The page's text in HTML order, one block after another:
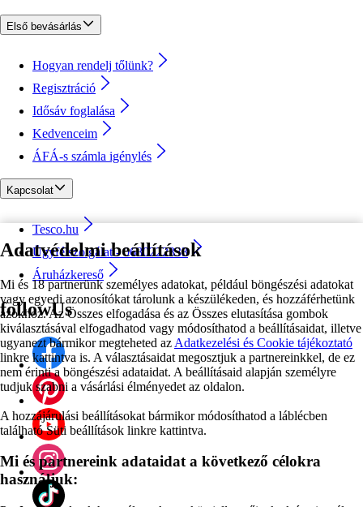
Adatvédelmi beállítások
Mi és 18 partnerünk személyes adatokat, például böngészési adatokat
vagy egyedi azonosítókat tárolunk a készülékeden, és hozzáférhetünk
azokhoz. Az Összes elfogadása és az Összes elutasítása gombok
kiválasztásával elfogadhatod vagy módosíthatod a beállításaidat, illetve
ugyanezt bármikor megteheted az Adatkezelési és Cookie tájékoztató
linkre kattintva is. A választásaidat megosztjuk a partnereinkkel, de ez
nem érinti a böngészési adataidat. A beállításaid alapján személyre
tudjuk szabni a vásárlási élményedet az oldalon.
A hozzájárulási beállításokat bármikor módosíthatod a láblécben
található Süti beállítások linkre kattintva.
Mi és partnereink adataidat a következő célokra
használjuk:
Első bevásárlás
Hogyan rendelj tőlünk?
Regisztráció
Idősáv foglalása
Kedvenceim
ÁFÁ-s számla igénylés
Kapcsolat
Tesco.hu
Ügyfélszolgálat - 0680222333
Áruházkereső
followUs